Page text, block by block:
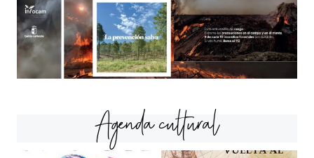
Agenda cultural